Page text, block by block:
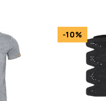
-10%